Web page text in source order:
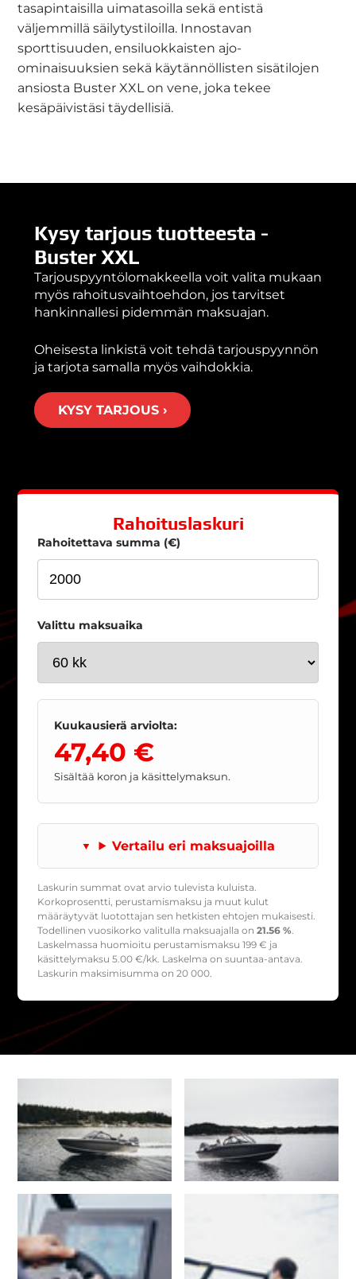
tasapintaisilla uimatasoilla sekä entistä
väljemmillä säilytystiloilla. Innostavan
sporttisuuden, ensiluokkaisten ajo-
ominaisuuksien sekä käytännöllisten sisätilojen
ansiosta Buster XXL on vene, joka tekee
kesäpäivistäsi täydellisiä.
Kysy tarjous tuotteesta -
Buster XXL
Tarjouspyyntölomakkeella voit valita mukaan
myös rahoitusvaihtoehdon, jos tarvitset
hankinnallesi pidemmän maksuajan.
Oheisesta linkistä voit tehdä tarjouspyynnön
ja tarjota samalla myös vaihdokkia.
KYSY TARJOUS ›
Rahoituslaskuri
Rahoitettava summa (€)
Valittu maksuaika
Kuukausierä arviolta:
47,40 €
Sisältää koron ja käsittelymaksun.
Vertailu eri maksuajoilla
Laskurin summat ovat arvio tulevista kuluista.
Korkoprosentti, perustamismaksu ja muut kulut
määräytyvät luotottajan sen hetkisten ehtojen mukaisesti.
Todellinen vuosikorko valitulla maksuajalla on21.56 %.
Laskelmassa huomioitu perustamismaksu199 € ja
käsittelymaksu5.00 €/kk. Laskelma on suuntaa-antava.
Laskurin maksimisumma on 20 000.